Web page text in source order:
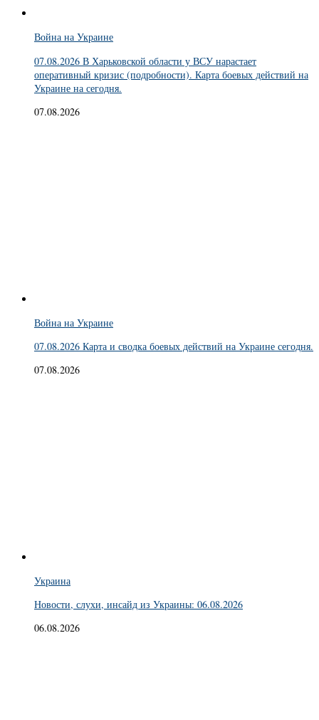
Война на Украине
07.08.2026 В Харьковской области у ВСУ нарастает
оперативный кризис (подробности). Карта боевых действий на
Украине на сегодня.
07.08.2026
Война на Украине
07.08.2026 Карта и сводка боевых действий на Украине сегодня.
07.08.2026
Украина
Новости, слухи, инсайд из Украины: 06.08.2026
06.08.2026